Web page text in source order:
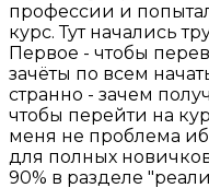
профессии и
курс. Тут начались
Первое - чтобы
зачёты по всем
странно - зачем
чтобы перейти на
меня не проблема
для полных
90% в разделе